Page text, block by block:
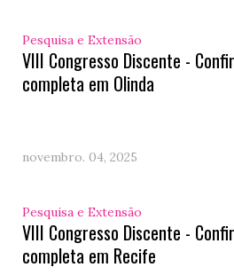
Pesquisa e Extensão
VIII Congresso Discente -
completa em Olinda
novembro. 04, 2025
Pesquisa e Extensão
VIII Congresso Discente -
completa em Recife